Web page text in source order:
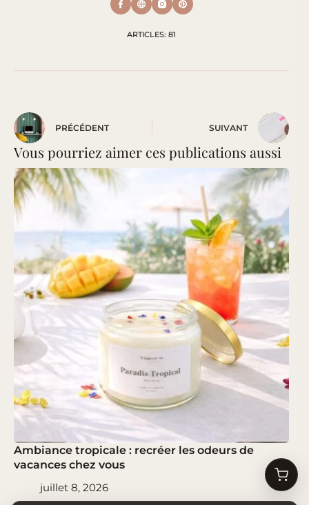
ARTICLES: 81
PRÉCÉDENT SUIVANT
Vous pourriez aimer ces publications aussi
Ambiance tropicale : recréer les odeurs de
vacances chez vous
juillet 8, 2026